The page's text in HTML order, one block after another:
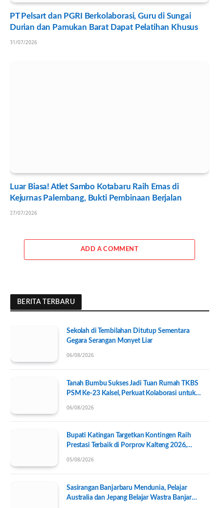
PT Pelsart dan PGRI Berkolaborasi, Guru di Sungai
Durian dan Pamukan Barat Dapat Pelatihan Khusus
31/07/2026
Luar Biasa! Atlet Sambo Kotabaru Raih Emas di
Kejurnas Palembang, Bukti Pembinaan Berjalan
27/07/2026
ADD A COMMENT
BERITA TERBARU
Sekolah di Tembilahan Ditutup Sementara
Gegara Serangan Monyet Liar
06/08/2026
Tanah Bumbu Sukses Jadi Tuan Rumah TKBS
PSM Ke-23 Kalsel, Perkuat Kolaborasi untuk
06/08/2026
Bupati Katingan Targetkan Kontingen Raih
Prestasi Terbaik di Porprov Kalteng 2026,
05/08/2026
Sasirangan Banjarbaru Mendunia, Pelajar
Australia dan Jepang Belajar Wastra Banjar